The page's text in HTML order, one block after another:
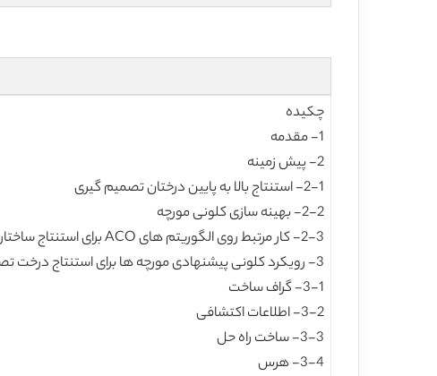
چکیده
1- مقدمه
2- پیش زمینه
2-1- استنتاج بالا به پایین درختان تصمیم گیری
2-2- بهینه سازی کلونی مورچه
2-3- کار مرتبط روی الگوریتم های ACO برای استنتاج ساختارهای درخت
3- رویکرد کلونی پیشنهادی مورچه ها برای استنتاج درخت تصمیم گیری
3-1- گراف ساخت
3-2- اطلاعات اکتشافی
3-3- ساخت راه حل
3-4- هرس